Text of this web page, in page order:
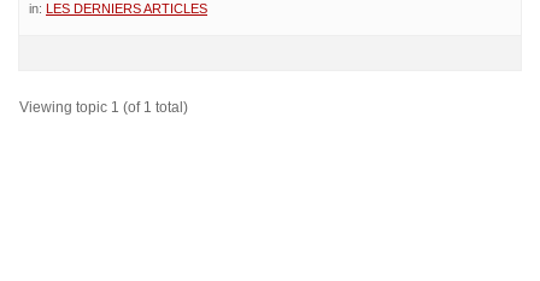
in: LES DERNIERS ARTICLES
Viewing topic 1 (of 1 total)